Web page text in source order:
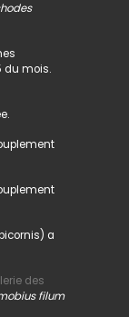
du mois.
a
des
filum